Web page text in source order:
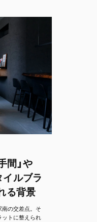
間」や
イルブラ
る背景
の交差点。そ
トに整えられ